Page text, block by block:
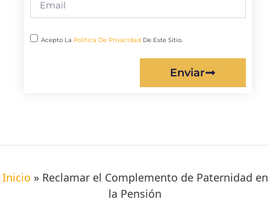
Acepto La Política De Privacidad De Este Sitio.
Enviar
Inicio » Reclamar el Complemento de Paternidad en
la Pensión